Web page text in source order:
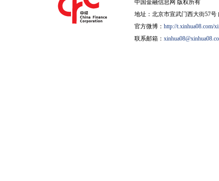
中国金融信息网 版权所有
地址：北京市宣武门西大街57号
官方微博： http://t.xinhua08.com/
联系邮箱：